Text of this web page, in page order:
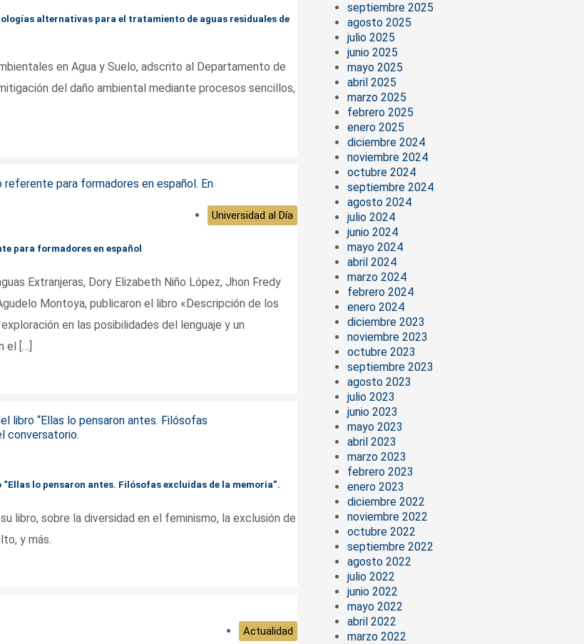
alternativas para el tratamiento de aguas residuales de
en Agua y Suelo, adscrito al Departamento de
del daño ambiental mediante procesos sencillos,
Universidad al Día
para formadores en español
Extranjeras, Dory Elizabeth Niño López, Jhon Fredy
Montoya, publicaron el libro «Descripción de los
en las posibilidades del lenguaje y un
el […]
lo pensaron antes. Filósofas excluidas de la memoria”.
libro, sobre la diversidad en el feminismo, la exclusión de
y más.
Actualidad
septiembre 2025
agosto 2025
julio 2025
junio 2025
mayo 2025
abril 2025
marzo 2025
febrero 2025
enero 2025
diciembre 2024
noviembre 2024
octubre 2024
septiembre 2024
agosto 2024
julio 2024
junio 2024
mayo 2024
abril 2024
marzo 2024
febrero 2024
enero 2024
diciembre 2023
noviembre 2023
octubre 2023
septiembre 2023
agosto 2023
julio 2023
junio 2023
mayo 2023
abril 2023
marzo 2023
febrero 2023
enero 2023
diciembre 2022
noviembre 2022
octubre 2022
septiembre 2022
agosto 2022
julio 2022
junio 2022
mayo 2022
abril 2022
marzo 2022